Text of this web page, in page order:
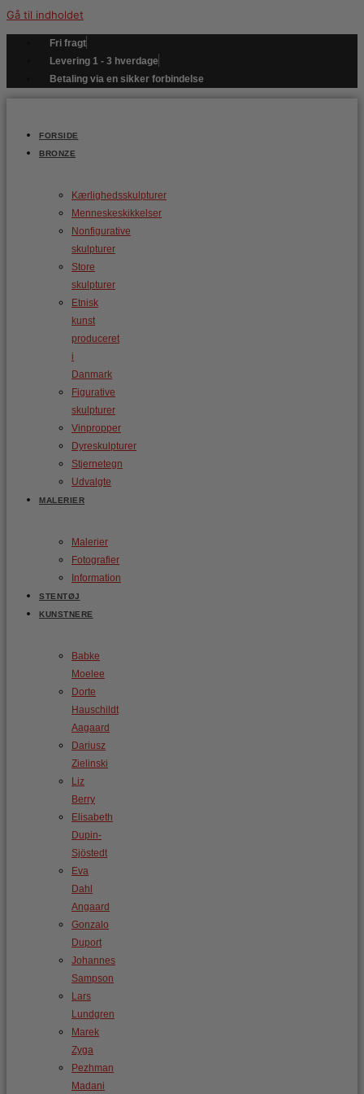
Gå til indholdet
Fri fragt
Levering 1 - 3 hverdage
Betaling via en sikker forbindelse
FORSIDE
BRONZE
Kærlighedsskulpturer
Menneskeskikkelser
Nonfigurative
skulpturer
Store
skulpturer
Etnisk
kunst
produceret
i
Danmark
Figurative
skulpturer
Vinpropper
Dyreskulpturer
Stjernetegn
Udvalgte
MALERIER
Malerier
Fotografier
Information
STENTØJ
KUNSTNERE
Babke
Moelee
Dorte
Hauschildt
Aagaard
Dariusz
Zielinski
Liz
Berry
Elisabeth
Dupin-
Sjöstedt
Eva
Dahl
Angaard
Gonzalo
Duport
Johannes
Sampson
Lars
Lundgren
Marek
Zyga
Pezhman
Madani